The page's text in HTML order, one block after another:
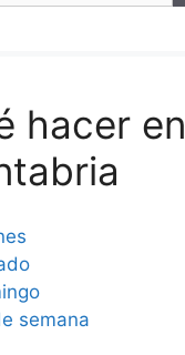
hacer en
semana